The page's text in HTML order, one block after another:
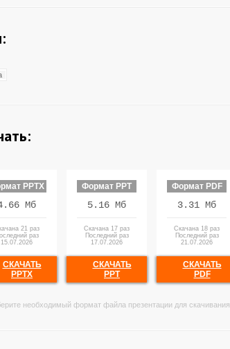
PPTX
Мб
21 раз
раз
15.07.2026
СКАЧАТЬ
PPTX
Формат PPT
5.16 Мб
Скачана 17 раз
Последний раз
17.07.2026
СКАЧАТЬ
PPT
Формат PDF
3.31 Мб
Скачана 18 раз
Последний раз
21.07.2026
СКАЧАТЬ
PDF
необходимый формат файла презентации для скачивания